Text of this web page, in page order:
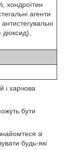
хондроїтин
агенти
і харчова
бути
зі
будь-які